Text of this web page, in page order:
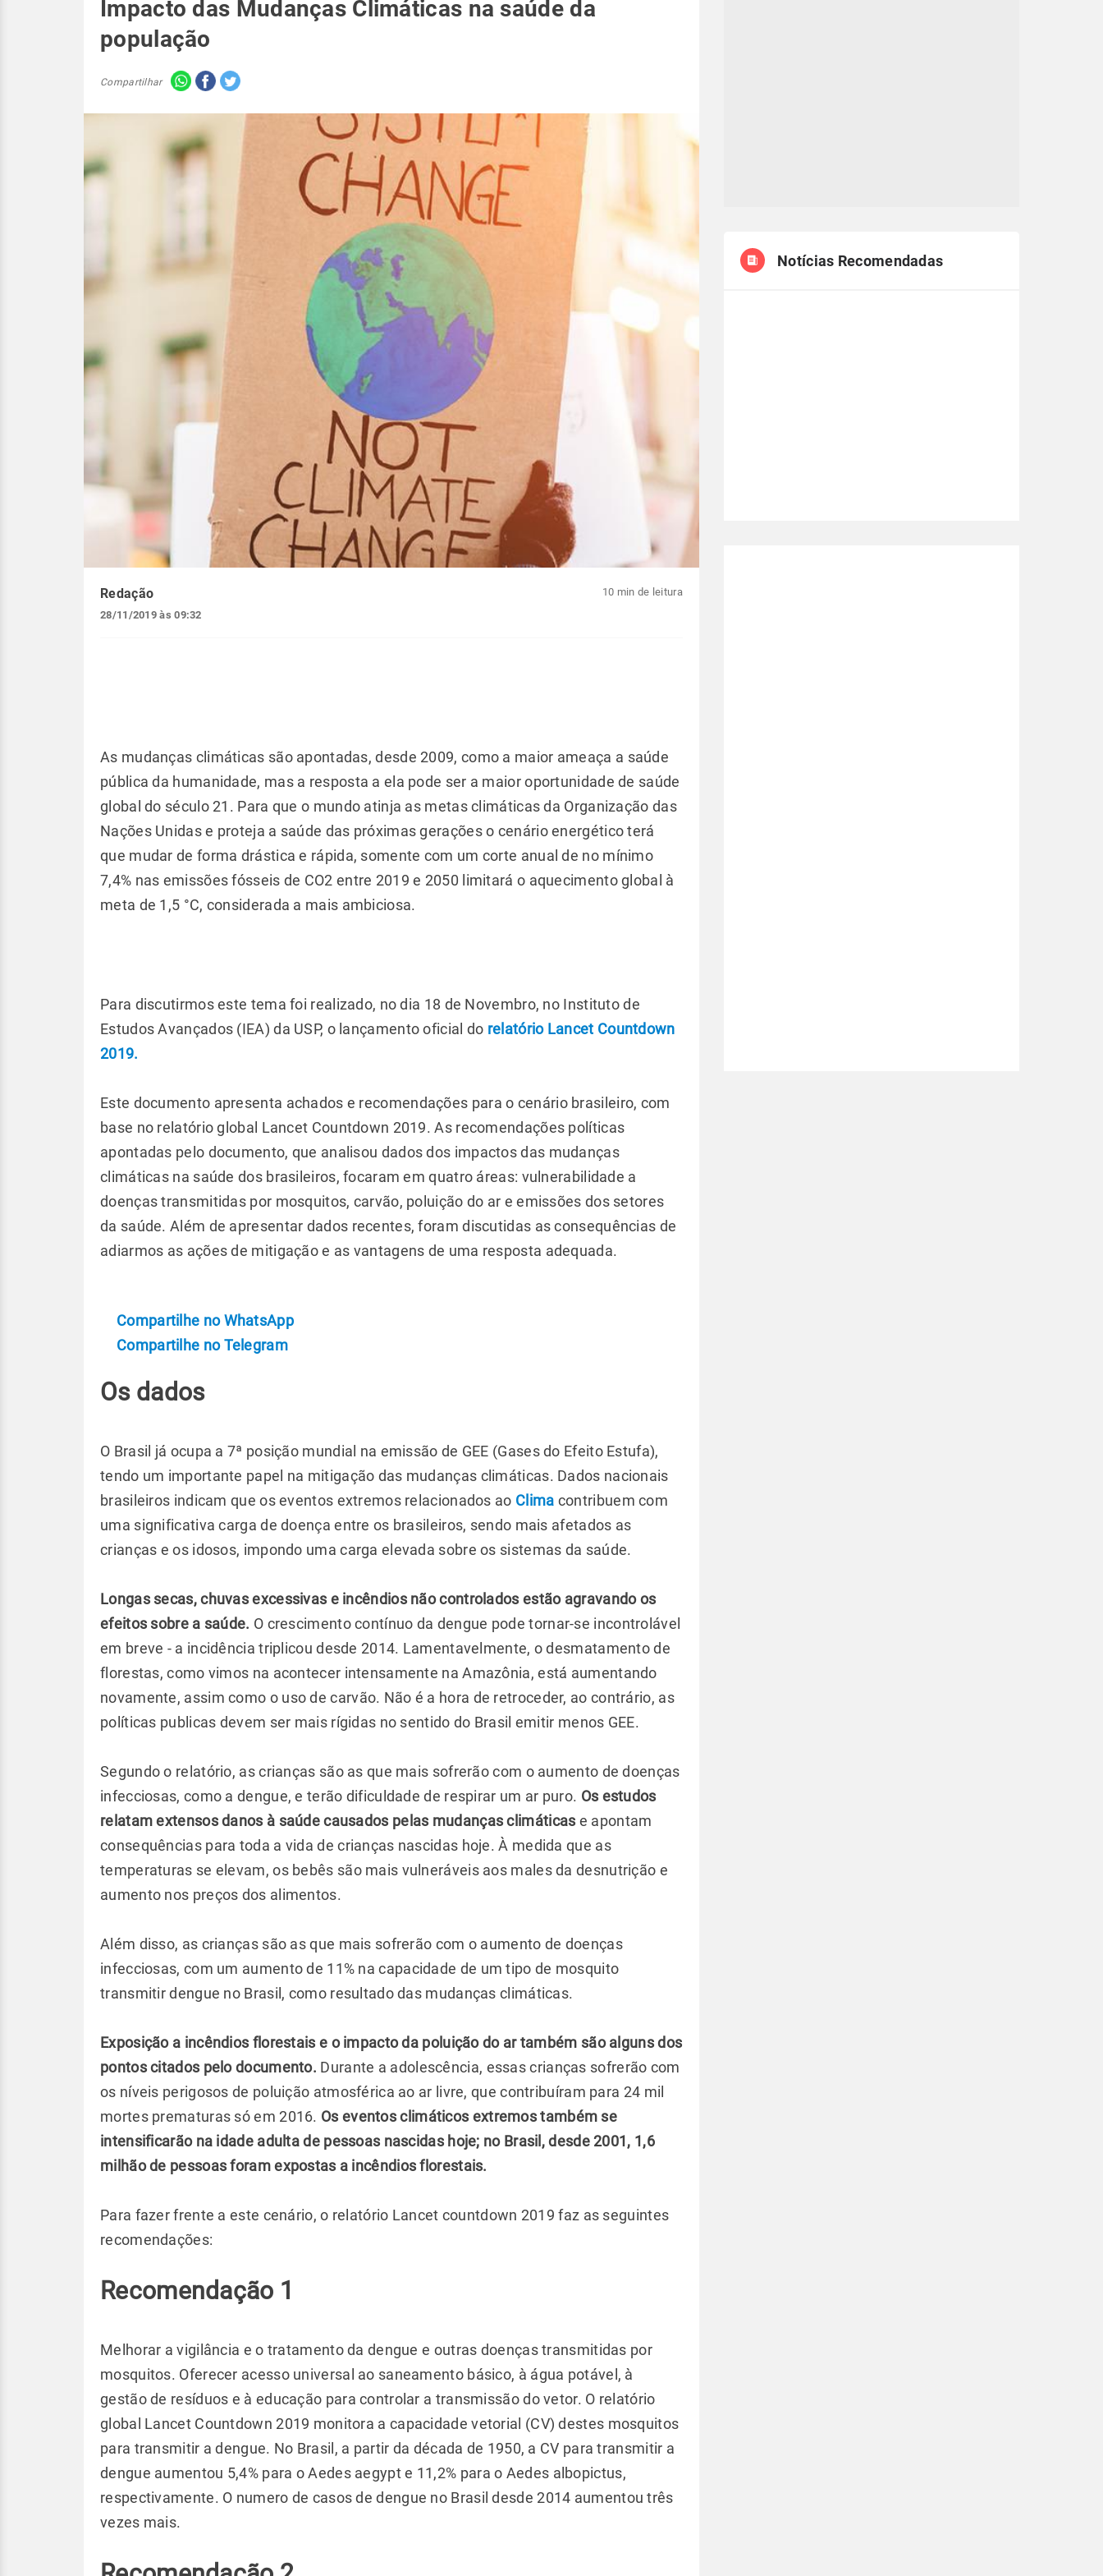
Impacto das Mudanças Climáticas na saúde da
população
Compartilhar
Redação
28/11/2019 às 09:32
10 min de leitura
As mudanças climáticas são apontadas, desde 2009, como a maior ameaça a saúde
pública da humanidade, mas a resposta a ela pode ser a maior oportunidade de saúde
global do século 21. Para que o mundo atinja as metas climáticas da Organização das
Nações Unidas e proteja a saúde das próximas gerações o cenário energético terá
que mudar de forma drástica e rápida, somente com um corte anual de no mínimo
7,4% nas emissões fósseis de CO2 entre 2019 e 2050 limitará o aquecimento global à
meta de 1,5 °C, considerada a mais ambiciosa.
Para discutirmos este tema foi realizado, no dia 18 de Novembro, no Instituto de
Estudos Avançados (IEA) da USP, o lançamento oficial do relatório Lancet Countdown
2019.
Este documento apresenta achados e recomendações para o cenário brasileiro, com
base no relatório global Lancet Countdown 2019. As recomendações políticas
apontadas pelo documento, que analisou dados dos impactos das mudanças
climáticas na saúde dos brasileiros, focaram em quatro áreas: vulnerabilidade a
doenças transmitidas por mosquitos, carvão, poluição do ar e emissões dos setores
da saúde. Além de apresentar dados recentes, foram discutidas as consequências de
adiarmos as ações de mitigação e as vantagens de uma resposta adequada.
Compartilhe no WhatsApp
Compartilhe no Telegram
Os dados
O Brasil já ocupa a 7ª posição mundial na emissão de GEE (Gases do Efeito Estufa),
tendo um importante papel na mitigação das mudanças climáticas. Dados nacionais
brasileiros indicam que os eventos extremos relacionados ao Clima contribuem com
uma significativa carga de doença entre os brasileiros, sendo mais afetados as
crianças e os idosos, impondo uma carga elevada sobre os sistemas da saúde.
Longas secas, chuvas excessivas e incêndios não controlados estão agravando os
efeitos sobre a saúde. O crescimento contínuo da dengue pode tornar-se incontrolável
em breve - a incidência triplicou desde 2014. Lamentavelmente, o desmatamento de
florestas, como vimos na acontecer intensamente na Amazônia, está aumentando
novamente, assim como o uso de carvão. Não é a hora de retroceder, ao contrário, as
políticas publicas devem ser mais rígidas no sentido do Brasil emitir menos GEE.
Segundo o relatório, as crianças são as que mais sofrerão com o aumento de doenças
infecciosas, como a dengue, e terão dificuldade de respirar um ar puro. Os estudos
relatam extensos danos à saúde causados pelas mudanças climáticas e apontam
consequências para toda a vida de crianças nascidas hoje. À medida que as
temperaturas se elevam, os bebês são mais vulneráveis aos males da desnutrição e
aumento nos preços dos alimentos.
Além disso, as crianças são as que mais sofrerão com o aumento de doenças
infecciosas, com um aumento de 11% na capacidade de um tipo de mosquito
transmitir dengue no Brasil, como resultado das mudanças climáticas.
Exposição a incêndios florestais e o impacto da poluição do ar também são alguns dos
pontos citados pelo documento. Durante a adolescência, essas crianças sofrerão com
os níveis perigosos de poluição atmosférica ao ar livre, que contribuíram para 24 mil
mortes prematuras só em 2016. Os eventos climáticos extremos também se
intensificarão na idade adulta de pessoas nascidas hoje; no Brasil, desde 2001, 1,6
milhão de pessoas foram expostas a incêndios florestais.
Para fazer frente a este cenário, o relatório Lancet countdown 2019 faz as seguintes
recomendações:
Recomendação 1
Melhorar a vigilância e o tratamento da dengue e outras doenças transmitidas por
mosquitos. Oferecer acesso universal ao saneamento básico, à água potável, à
gestão de resíduos e à educação para controlar a transmissão do vetor. O relatório
global Lancet Countdown 2019 monitora a capacidade vetorial (CV) destes mosquitos
para transmitir a dengue. No Brasil, a partir da década de 1950, a CV para transmitir a
dengue aumentou 5,4% para o Aedes aegypt e 11,2% para o Aedes albopictus,
respectivamente. O numero de casos de dengue no Brasil desde 2014 aumentou três
vezes mais.
Notícias Recomendadas